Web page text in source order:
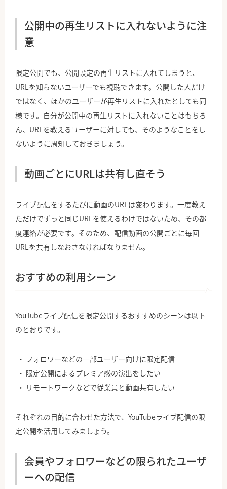
公開中の再生リストに入れないように注
意
限定公開でも、公開設定の再生リストに入れてしまうと、
URLを知らないユーザーでも視聴できます。公開した人だけ
ではなく、ほかのユーザーが再生リストに入れたとしても同
様です。自分が公開中の再生リストに入れないことはもちろ
ん、URLを教えるユーザーに対しても、そのようなことをし
ないように周知しておきましょう。
動画ごとにURLは共有し直そう
ライブ配信をするたびに動画のURLは変わります。一度教え
ただけでずっと同じURLを使えるわけではないため、その都
度連絡が必要です。そのため、配信動画の公開ごとに毎回
URLを共有しなおさなければなりません。
おすすめの利用シーン
YouTubeライブ配信を限定公開するおすすめのシーンは以下
のとおりです。
フォロワーなどの一部ユーザー向けに限定配信
限定公開によるプレミア感の演出をしたい
リモートワークなどで従業員と動画共有したい
それぞれの目的に合わせた方法で、YouTubeライブ配信の限
定公開を活用してみましょう。
会員やフォロワーなどの限られたユーザ
ーへの配信